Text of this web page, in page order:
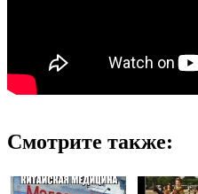
Смотрите также: